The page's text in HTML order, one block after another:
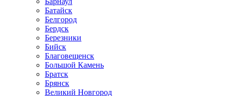
Батайск
Белгород
Бердск
Березники
Бийск
Благовещенск
Большой Камень
Братск
Брянск
Великий Новгород